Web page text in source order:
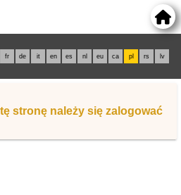
fr de it en es nl eu ca pl rs lv
stronę należy się zalogować